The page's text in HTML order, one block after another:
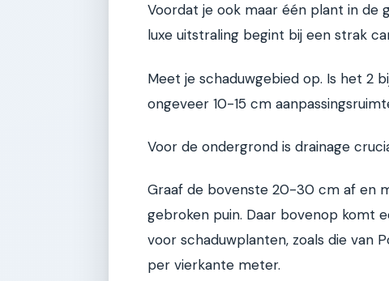
Voordat je ook maar één plant in de
luxe uitstraling begint bij een strak
Meet je schaduwgebied op. Is het 2
ongeveer 10-15 cm
Voor de ondergrond is drainage
Graaf de bovenste 20-30 cm af en
gebroken puin. Daar bovenop komt
voor schaduwplanten, zoals die van
per vierkante meter.